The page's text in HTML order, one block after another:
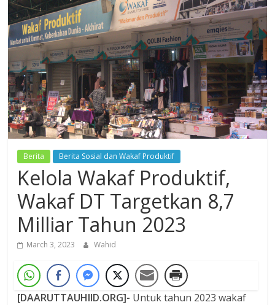
Dzikir,
Fikir,
Ikhtiar
Berita Berita Sosial dan Wakaf Produktif
Kelola Wakaf Produktif,
Wakaf DT Targetkan 8,7
Milliar Tahun 2023
March 3, 2023 Wahid
[DAARUTTAUHIID.ORG]- Untuk tahun 2023 wakaf